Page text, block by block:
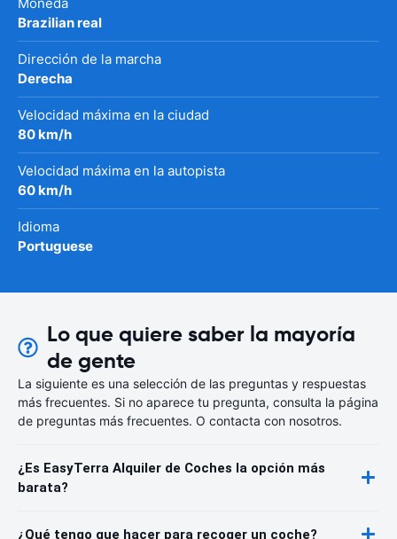
Brazilian real
Dirección de la marcha
Derecha
Velocidad máxima en la ciudad
80 km/h
Velocidad máxima en la autopista
60 km/h
Idioma
Portuguese
Lo que quiere saber la mayoría
de gente
La siguiente es una selección de las preguntas y respuestas
más frecuentes. Si no aparece tu pregunta, consulta la página
de preguntas más frecuentes. O contacta con nosotros.
¿Es EasyTerra Alquiler de Coches la opción más
barata?
¿Qué tengo que hacer para recoger un coche?